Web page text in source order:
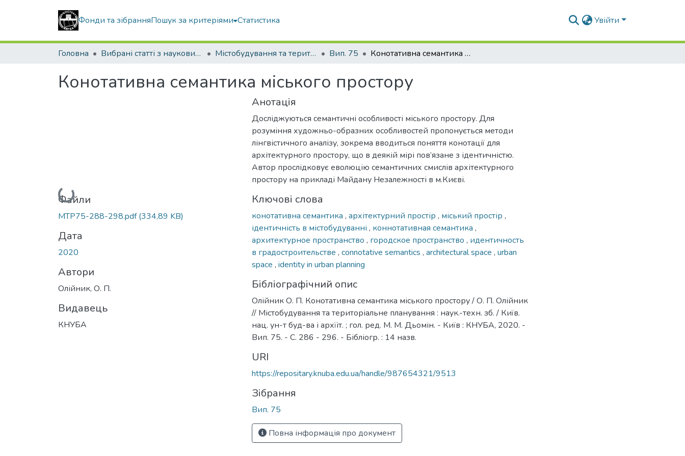
Фонди та зібранняПошук за критеріями Статистика Увійти
Головна Вибрані статті з наукових збірників КНУБА Містобудування та територіальне планування Вип. 75 Конотативна семантика міського простору
Конотативна семантика міського простору
Вантажиться...
Файли
MTP75-288-298.pdf(334,89 KB)
Дата
2020
Автори
Олійник, О. П.
Видавець
КНУБА
Анотація
Досліджуються семантичні особливості міського простору. Для
розуміння художньо-образних особливостей пропонується методи
лінгвістичного аналізу, зокрема вводиться поняття конотації для
архітектурного простору, що в деякій мірі пов’язане з ідентичністю.
Автор прослідковує еволюцію семантичних смислів архітектурного
простору на прикладі Майдану Незалежності в м.Києві.
Ключові слова
конотативна семантика , архітектурний простір , міський простір ,
ідентичність в містобудуванні , коннотативная семантика ,
архитектурное пространство , городское пространство , идентичность
в градостроительстве , connotative semantics , architectural space , urban
space , identity in urban planning
Бібліографічний опис
Олійник О. П. Конотативна семантика міського простору / О. П. Олійник
// Містобудування та територіальне планування : наук.-техн. зб. / Київ.
нац. ун-т буд-ва і архїіт. ; гол. ред. М. М. Дьомін. - Київ : КНУБА, 2020. -
Вип. 75. - С. 286 - 296. - Бібліогр. : 14 назв.
URI
https://repositary.knuba.edu.ua/handle/987654321/9513
Зібрання
Вип. 75
Повна інформація про документ